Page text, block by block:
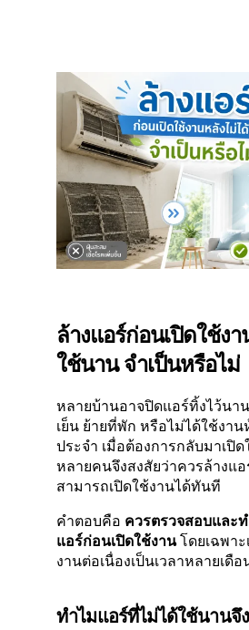
ล้างแอร์ก่อนเปิดใช้ง
ใช้นาน จำเป็นหรือไม่
หลายบ้านอาจปิดแอร์ทิ้งไว้นา
เย็น ย้ายที่พัก หรือไม่ได้ใช้งา
ประจำ เมื่อต้องการกลับมาเปิ
หลายคนจึงสงสัยว่าควรล้างแ
สามารถเปิดใช้งานได้ทันที
คำตอบคือ ควรตรวจสอบและ
แอร์ก่อนเปิดใช้งานโดยเฉพา
งานต่อเนื่องเป็นเวลาหลายเดือ
ทำไมแอร์ที่ไม่ได้ใช้นานจึ